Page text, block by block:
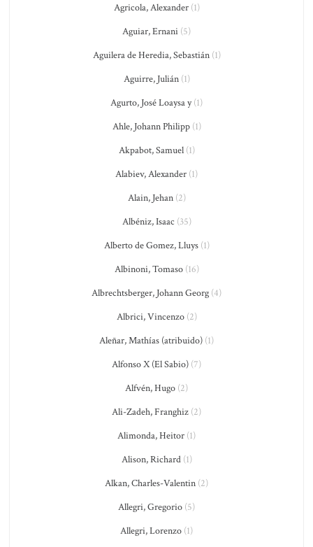
Agricola, Alexander(1)
Aguiar, Ernani (5)
Aguilera de Heredia, Sebastián(1)
Aguirre, Julián(1)
Agurto, José Loaysa y(1)
Ahle, Johann Philipp(1)
Akpabot, Samuel(1)
Alabiev, Alexander (1)
Alain, Jehan(2)
Albéniz, Isaac (35)
Alberto de Gomez, Lluys(1)
Albinoni, Tomaso(16)
Albrechtsberger, Johann Georg (4)
Albrici, Vincenzo(2)
Aleñar, Mathías (atribuido) (1)
Alfonso X (El Sabio) (7)
Alfvén, Hugo (2)
Ali-Zadeh, Franghiz (2)
Alimonda, Heitor (1)
Alison, Richard(1)
Alkan, Charles-Valentin (2)
Allegri, Gregorio (5)
Allegri, Lorenzo (1)